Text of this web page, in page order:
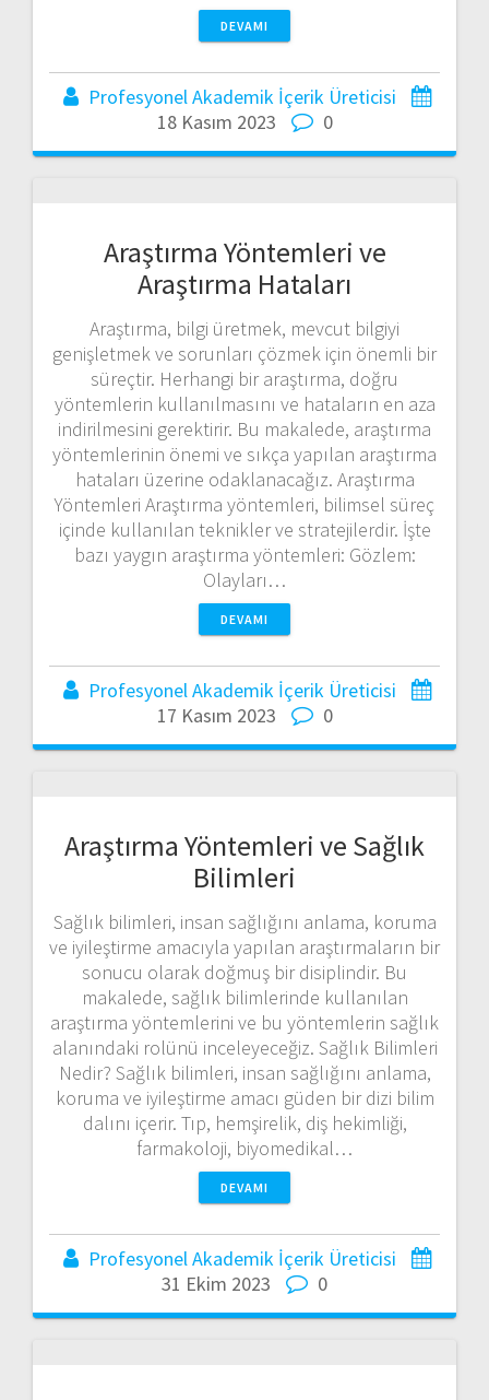
DEVAMI
Profesyonel Akademik İçerik Üreticisi
18 Kasım 2023
0
Araştırma Yöntemleri ve
Araştırma Hataları
Araştırma, bilgi üretmek, mevcut bilgiyi
genişletmek ve sorunları çözmek için önemli bir
süreçtir. Herhangi bir araştırma, doğru
yöntemlerin kullanılmasını ve hataların en aza
indirilmesini gerektirir. Bu makalede, araştırma
yöntemlerinin önemi ve sıkça yapılan araştırma
hataları üzerine odaklanacağız. Araştırma
Yöntemleri Araştırma yöntemleri, bilimsel süreç
içinde kullanılan teknikler ve stratejilerdir. İşte
bazı yaygın araştırma yöntemleri: Gözlem:
Olayları…
DEVAMI
Profesyonel Akademik İçerik Üreticisi
17 Kasım 2023
0
Araştırma Yöntemleri ve Sağlık
Bilimleri
Sağlık bilimleri, insan sağlığını anlama, koruma
ve iyileştirme amacıyla yapılan araştırmaların bir
sonucu olarak doğmuş bir disiplindir. Bu
makalede, sağlık bilimlerinde kullanılan
araştırma yöntemlerini ve bu yöntemlerin sağlık
alanındaki rolünü inceleyeceğiz. Sağlık Bilimleri
Nedir? Sağlık bilimleri, insan sağlığını anlama,
koruma ve iyileştirme amacı güden bir dizi bilim
dalını içerir. Tıp, hemşirelik, diş hekimliği,
farmakoloji, biyomedikal…
DEVAMI
Profesyonel Akademik İçerik Üreticisi
31 Ekim 2023
0